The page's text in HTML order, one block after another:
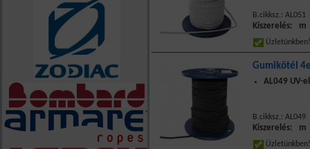
B.cikksz.: AL051
Kiszerelés: m
Gumikötél
AL049 UV-
B.cikksz.: AL049
Kiszerelés: m